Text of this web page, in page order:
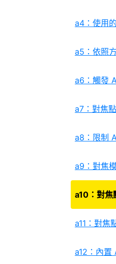
a4：使用
a5：依照
a6：觸發
a7：對焦
a8：限制
a9：對焦
a10：對焦
a11：對焦
a12：內置